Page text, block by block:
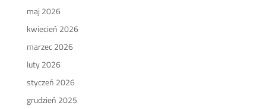
maj 2026
kwiecień 2026
marzec 2026
luty 2026
styczeń 2026
grudzień 2025